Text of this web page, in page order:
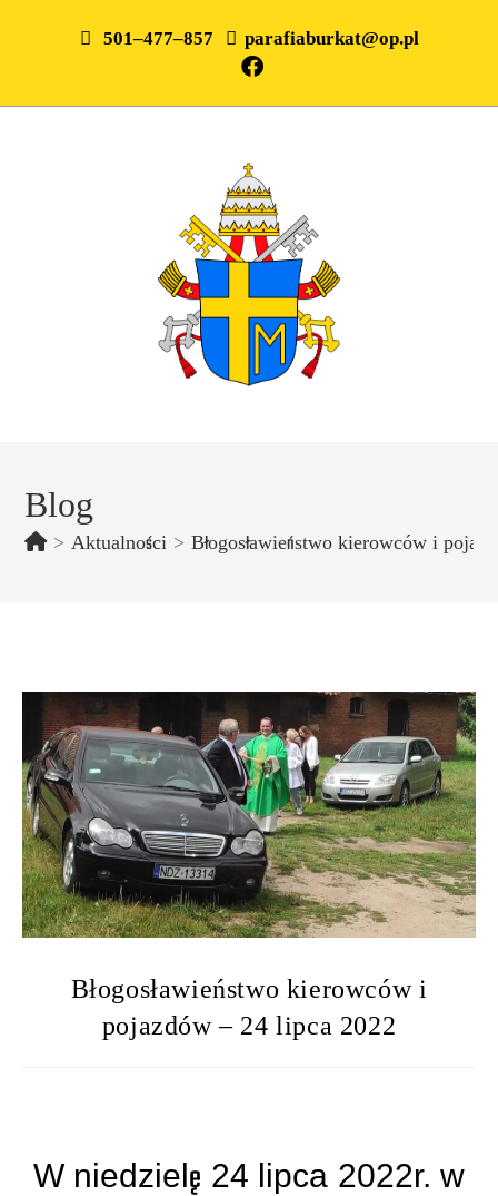
501–477–857 parafiaburkat@op.pl
Blog
> Aktualności > Błogosławieństwo kierowców i
Błogosławieństwo kierowców i
pojazdów – 24 lipca 2022
W niedzielę 24 lipca 2022r. w